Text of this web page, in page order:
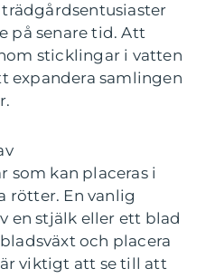
på senare tid. Att
sticklingar i vatten
expandera samlingen
kan placeras i
rötter. En vanlig
en stjälk eller ett blad
och placera
viktigt att se till att